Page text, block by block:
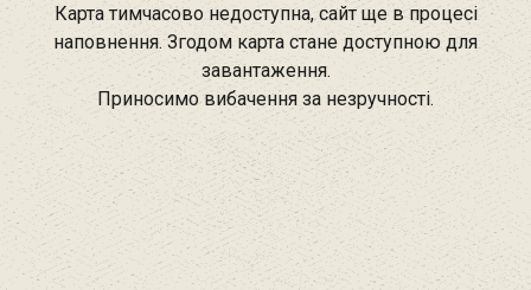
Карта тимчасово недоступна, сайт ще в процесі
наповнення. Згодом карта стане доступною для
завантаження.
Приносимо вибачення за незручності.